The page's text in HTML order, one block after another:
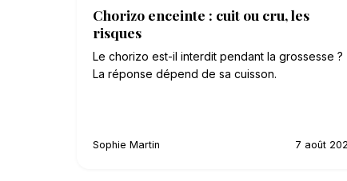
Chorizo enceinte : cuit ou cru, les
risques
Le chorizo est-il interdit pendant la grossesse ?
La réponse dépend de sa cuisson.
Sophie Martin 7 août